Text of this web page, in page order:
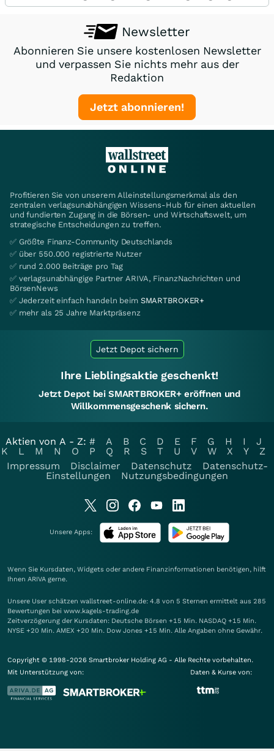
Newsletter
Abonnieren Sie unsere kostenlosen Newsletter
und verpassen Sie nichts mehr aus der
Redaktion
Jetzt abonnieren!
Profitieren Sie von unserem Alleinstellungsmerkmal als den
zentralen verlagsunabhängigen Wissens-Hub für einen aktuellen
und fundierten Zugang in die Börsen- und Wirtschaftswelt, um
strategische Entscheidungen zu treffen.
✅ Größte Finanz-Community Deutschlands
✅ über 550.000 registrierte Nutzer
✅ rund 2.000 Beiträge pro Tag
✅ verlagsunabhängige Partner ARIVA, FinanzNachrichten und
BörsenNews
✅ Jederzeit einfach handeln beim SMARTBROKER+
✅ mehr als 25 Jahre Marktpräsenz
Jetzt Depot sichern
Ihre Lieblingsaktie geschenkt!
Jetzt Depot bei SMARTBROKER+ eröffnen und
Willkommensgeschenk sichern.
Aktien von A - Z: # A B C D E F G H I
J
K
L M N O P Q R S T U V W X Y
Z
Impressum
Disclaimer Datenschutz
Datenschutz-
Einstellungen
Nutzungsbedingungen
Unsere Apps:
Wenn Sie Kursdaten, Widgets oder andere Finanzinformationen benötigen, hilft
Ihnen ARIVA gerne.
Unsere User schätzen wallstreet-online.de: 4.8 von 5 Sternen ermittelt aus 285
Bewertungen bei www.kagels-trading.de
Zeitverzögerung der Kursdaten: Deutsche Börsen +15 Min. NASDAQ +15 Min.
NYSE +20 Min. AMEX +20 Min. Dow Jones +15 Min. Alle Angaben ohne Gewähr.
Copyright © 1998-2026 Smartbroker Holding AG - Alle Rechte vorbehalten.
Mit Unterstützung von:
Daten & Kurse von: